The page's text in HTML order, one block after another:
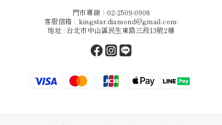
門市專線：02-2509-0908
客服信箱 : kingstar.diamond@gmail.com:
地址 : 台北市中山區民生東路三段13號2樓